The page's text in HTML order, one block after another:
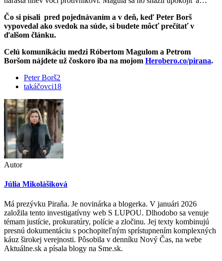
Čo si písali pred pojednávaním a v deň, keď Peter Borš
vypovedal ako svedok na súde, si budete môcť prečítať v
ďalšom článku.
Celú komunikáciu medzi Róbertom Magulom a Petrom
Boršom nájdete už čoskoro iba na mojom Herobero.co/pirana.
Peter Borš2
takáčovci18
Autor
Júlia Mikolášiková
Má prezývku Piraňa. Je novinárka a blogerka. V januári 2026
založila tento investigatívny web S LUPOU. Dlhodobo sa venuje
témam justície, prokuratúry, polície a zločinu. Jej texty kombinujú
presnú dokumentáciu s pochopiteľným sprístupnením komplexných
káuz širokej verejnosti. Pôsobila v denníku Nový Čas, na webe
Aktuálne.sk a písala blogy na Sme.sk.